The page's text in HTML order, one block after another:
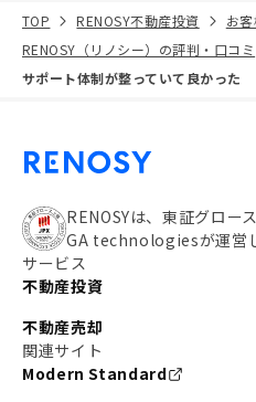
TOP RENOSY不動産投資
お
RENOSY（リノシー）の評判・口コミ
サポート体制が整っていて良かった
RENOSYは、東証グロー
GA technologiesが運営
サービス
不動産投資
不動産売却
関連サイト
Modern Standard